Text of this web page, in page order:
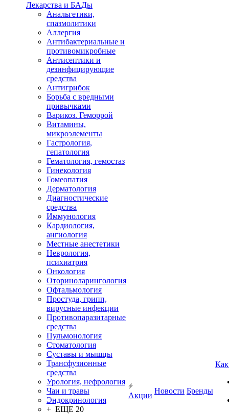
Лекарства и БАДы
Анальгетики,
спазмолитики
Аллергия
Антибактериальные и
противомикробные
Антисептики и
дезинфицирующие
средства
Антигрибок
Борьба с вредными
привычками
Варикоз. Геморрой
Витамины,
микроэлементы
Гастрология,
гепатология
Гематология, гемостаз
Гинекология
Гомеопатия
Дерматология
Диагностические
средства
Иммунология
Кардиология,
ангиология
Местные анестетики
Неврология,
психиатрия
Онкология
Оториноларингология
Офтальмология
Простуда, грипп,
вирусные инфекции
Противопаразитарные
средства
Пульмонология
Стоматология
Суставы и мышцы
Трансфузионные
средства
Урология, нефрология
Чаи и травы
Эндокринология
+ ЕЩЕ 20
Акции
Новости Бренды